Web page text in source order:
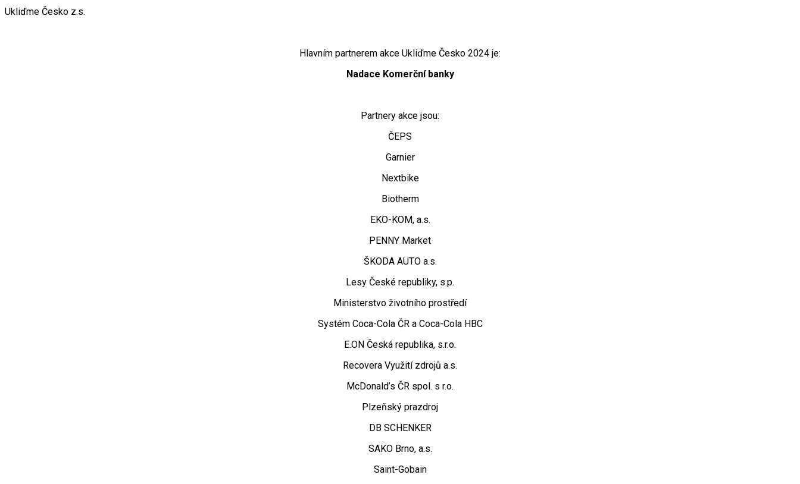
Ukliďme Česko z.s.
Hlavním partnerem akce Ukliďme Česko 2024 je:
Nadace Komerční banky
Partnery akce jsou:
ČEPS
Garnier
Nextbike
Biotherm
EKO-KOM, a.s.
PENNY Market
ŠKODA AUTO a.s.
Lesy České republiky, s.p.
Ministerstvo životního prostředí
Systém Coca-Cola ČR a Coca-Cola HBC
E.ON Česká republika, s.r.o.
Recovera Využití zdrojů a.s.
McDonald’s ČR spol. s r.o.
Plzeňský prazdroj
DB SCHENKER
SAKO Brno, a.s.
Saint-Gobain